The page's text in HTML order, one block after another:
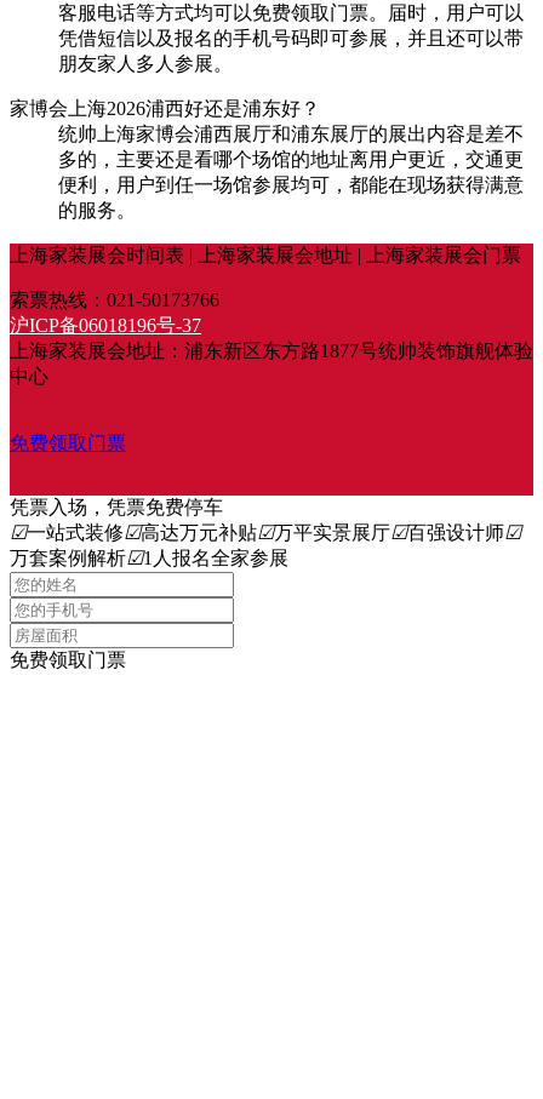
客服电话等方式均可以免费领取门票。届时，用户可以
凭借短信以及报名的手机号码即可参展，并且还可以带
朋友家人多人参展。
家博会上海2026浦西好还是浦东好？
统帅上海家博会浦西展厅和浦东展厅的展出内容是差不
多的，主要还是看哪个场馆的地址离用户更近，交通更
便利，用户到任一场馆参展均可，都能在现场获得满意
的服务。
上海家装展会时间表 | 上海家装展会地址 | 上海家装展会门票
索票热线：021-50173766
沪ICP备06018196号-37
上海家装展会地址：浦东新区东方路1877号统帅装饰旗舰体验
中心
免费领取门票
凭票入场，凭票免费停车
☑一站式装修☑高达万元补贴☑万平实景展厅☑百强设计师☑
万套案例解析☑1人报名全家参展
免费领取门票